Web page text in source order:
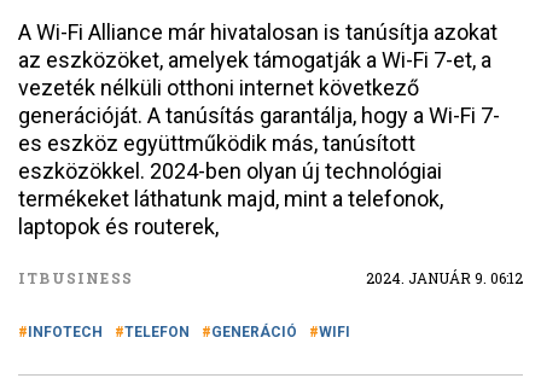
A Wi-Fi Alliance már hivatalosan is tanúsítja azokat
az eszközöket, amelyek támogatják a Wi-Fi 7-et, a
vezeték nélküli otthoni internet következő
generációját. A tanúsítás garantálja, hogy a Wi-Fi 7-
es eszköz együttműködik más, tanúsított
eszközökkel. 2024-ben olyan új technológiai
termékeket láthatunk majd, mint a telefonok,
laptopok és routerek,
ITBUSINESS 2024. JANUÁR 9. 06:12
INFOTECH TELEFON GENERÁCIÓ WIFI